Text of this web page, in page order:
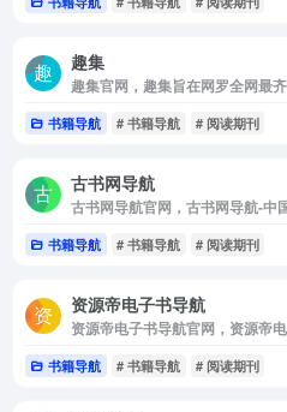
趣集
趣集官网，趣集旨在网罗全网最
书籍导航 # 书籍导航 # 阅读期刊
古书网导航
书籍导航 # 书籍导航 # 阅读期刊
资源帝电子书导航
资源帝电子书导航官网，资源帝
书籍导航 # 书籍导航 # 阅读期刊